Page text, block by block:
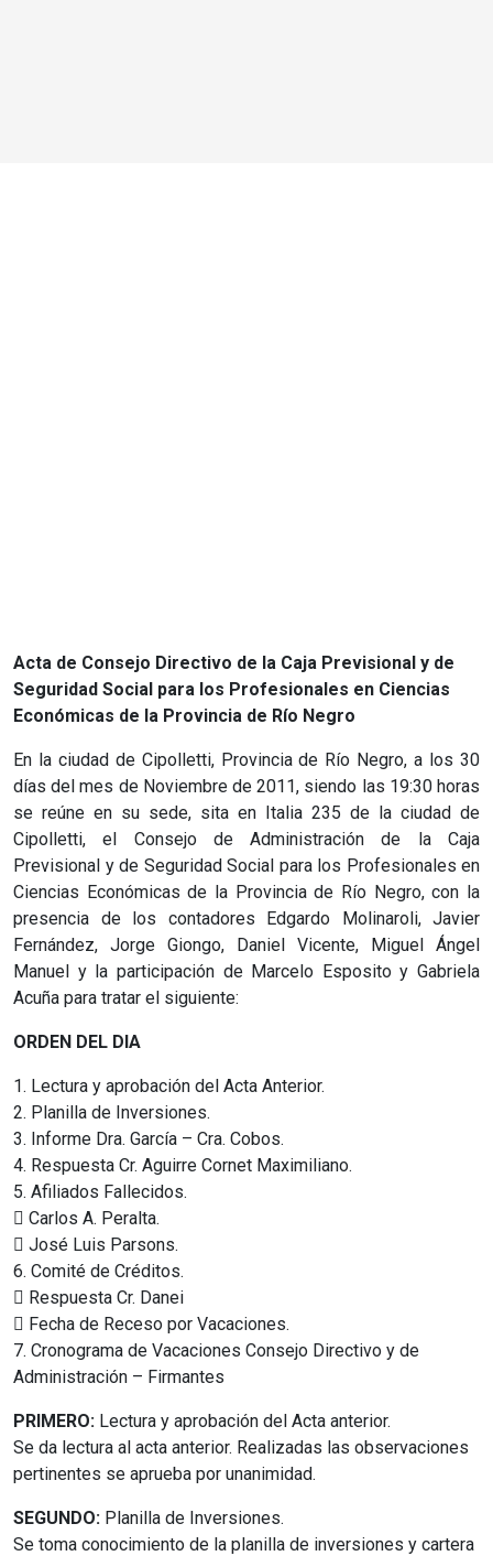
Acta de Consejo Directivo de la Caja Previsional y de
Seguridad Social para los Profesionales en Ciencias
Económicas de la Provincia de Río Negro
En la ciudad de Cipolletti, Provincia de Río Negro, a los 30
días del mes de Noviembre de 2011, siendo las 19:30 horas
se reúne en su sede, sita en Italia 235 de la ciudad de
Cipolletti, el Consejo de Administración de la Caja
Previsional y de Seguridad Social para los Profesionales en
Ciencias Económicas de la Provincia de Río Negro, con la
presencia de los contadores Edgardo Molinaroli, Javier
Fernández, Jorge Giongo, Daniel Vicente, Miguel Ángel
Manuel y la participación de Marcelo Esposito y Gabriela
Acuña para tratar el siguiente:
ORDEN DEL DIA
1. Lectura y aprobación del Acta Anterior.
2. Planilla de Inversiones.
3. Informe Dra. García – Cra. Cobos.
4. Respuesta Cr. Aguirre Cornet Maximiliano.
5. Afiliados Fallecidos.
 Carlos A. Peralta.
 José Luis Parsons.
6. Comité de Créditos.
 Respuesta Cr. Danei
 Fecha de Receso por Vacaciones.
7. Cronograma de Vacaciones Consejo Directivo y de
Administración – Firmantes
PRIMERO: Lectura y aprobación del Acta anterior.
Se da lectura al acta anterior. Realizadas las observaciones
pertinentes se aprueba por unanimidad.
SEGUNDO: Planilla de Inversiones.
Se toma conocimiento de la planilla de inversiones y cartera